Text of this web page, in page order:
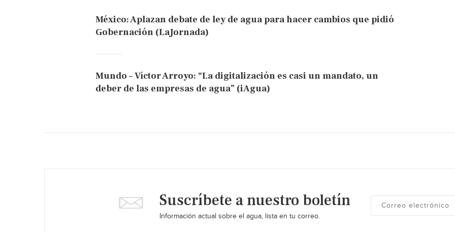
México: Aplazan debate de ley de agua para hacer cambios que pidió
Gobernación (LaJornada)
Mundo – Víctor Arroyo: “La digitalización es casi un mandato, un
deber de las empresas de agua” (iAgua)
Suscríbete a nuestro boletín
Información actual sobre el agua, lista en tu correo.